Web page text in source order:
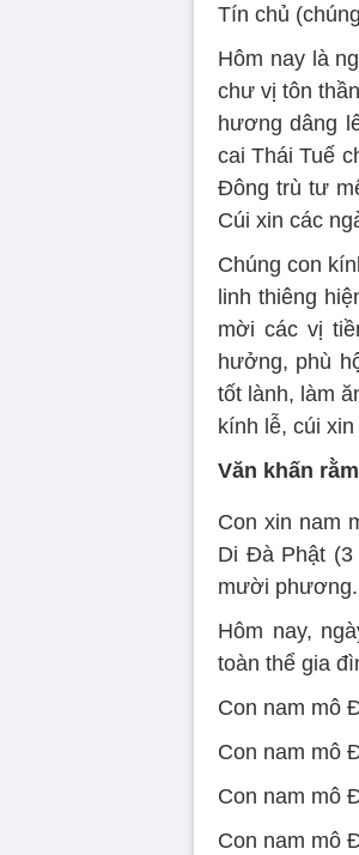
Tín chủ
Hôm nay là
chư vị tôn
hương dâng
cai Thái Tuế
Đông trù tư
Cúi xin các
Chúng con
linh thiêng
mời các vị
hưởng, phù
tốt lành, làm
kính lễ, cúi
Văn khấn
Con xin nam
Di Đà Phật
mười phương.
Hôm nay,
toàn thể gia
Con nam mô
Con nam mô
Con nam mô
Con nam mô